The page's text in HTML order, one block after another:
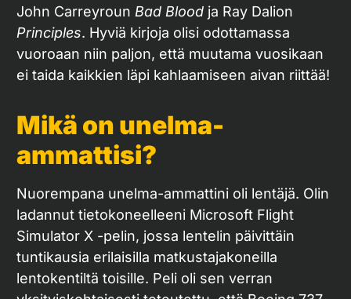
John Carreyroun Bad Blood ja Ray Dalion
Principles. Hyviä kirjoja olisi odottamassa
vuoroaan niin paljon, että muutama vuosikaan
ei taida kaikkien läpi kahlaamiseen aivan riittää!
Mikä on unelma-
ammattisi?
Nuorempana unelma-ammattini oli lentäjä. Olin
ladannut tietokoneelleeni Microsoft Flight
Simulator X -pelin, jossa lentelin päivittäin
tuntikausia erilaisilla matkustajakoneilla
lentokentiltä toisille. Peli oli sen verran